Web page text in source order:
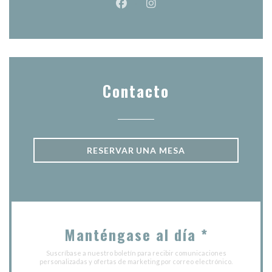
Facebook ((abre en una nueva
Instagram ((abre en una
Contacto
RESERVAR UNA MESA
Manténgase al día *
Suscríbase a nuestro boletín para recibir comunicaciones
personalizadas y ofertas de marketing por correo electrónico.